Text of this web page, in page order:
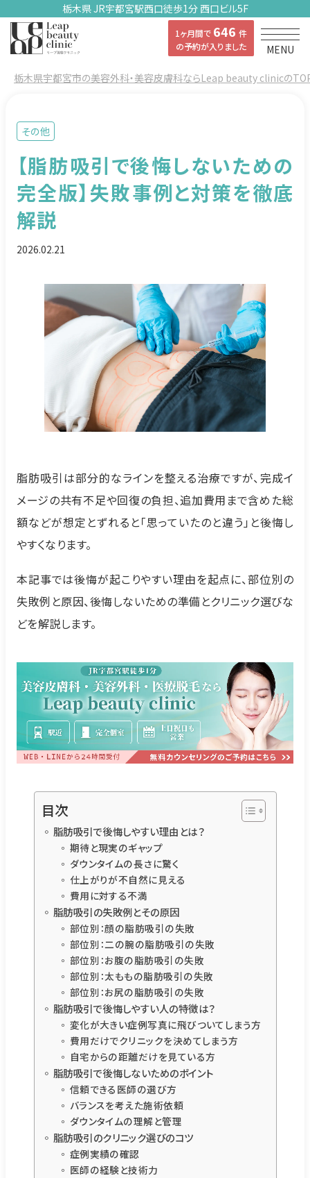
栃木県 JR宇都宮駅西口徒歩1分 西口ビル5F
1ヶ月間で 646 件
の予約が入りました
MENU
栃木県宇都宮市の美容外科・美容皮膚科ならLeap beauty clinicの
その他
【脂肪吸引で後悔しないための
完全版】失敗事例と対策を徹底
解説
2026.02.21
脂肪吸引は部分的なラインを整える治療ですが、完成イ
メージの共有不足や回復の負担、追加費用まで含めた総
額などが想定とずれると「思っていたのと違う」と後悔し
やすくなります。
本記事では後悔が起こりやすい理由を起点に、部位別の
失敗例と原因、後悔しないための準備とクリニック選びな
どを解説します。
目次
脂肪吸引で後悔しやすい理由とは？
期待と現実のギャップ
ダウンタイムの長さに驚く
仕上がりが不自然に見える
費用に対する不満
脂肪吸引の失敗例とその原因
部位別：顔の脂肪吸引の失敗
部位別：二の腕の脂肪吸引の失敗
部位別：お腹の脂肪吸引の失敗
部位別：太ももの脂肪吸引の失敗
部位別：お尻の脂肪吸引の失敗
脂肪吸引で後悔しやすい人の特徴は？
変化が大きい症例写真に飛びついてしまう方
費用だけでクリニックを決めてしまう方
自宅からの距離だけを見ている方
脂肪吸引で後悔しないためのポイント
信頼できる医師の選び方
バランスを考えた施術依頼
ダウンタイムの理解と管理
脂肪吸引のクリニック選びのコツ
症例実績の確認
医師の経験と技術力